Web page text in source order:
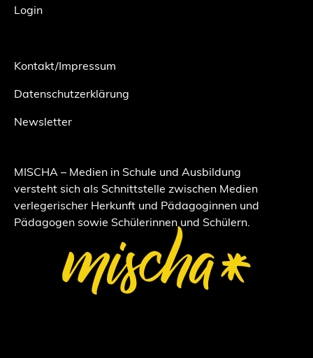
Login
Kontakt/Impressum
Datenschutzerklärung
Newsletter
MISCHA – Medien in Schule und Ausbildung
versteht sich als Schnittstelle zwischen Medien
verlegerischer Herkunft und Pädagoginnen und
Pädagogen sowie Schülerinnen und Schülern.